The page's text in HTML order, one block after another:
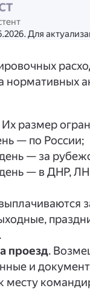
Для
нормативных
Их размер
— по России;
— за
— в ДНР,
проезд.
и
месту